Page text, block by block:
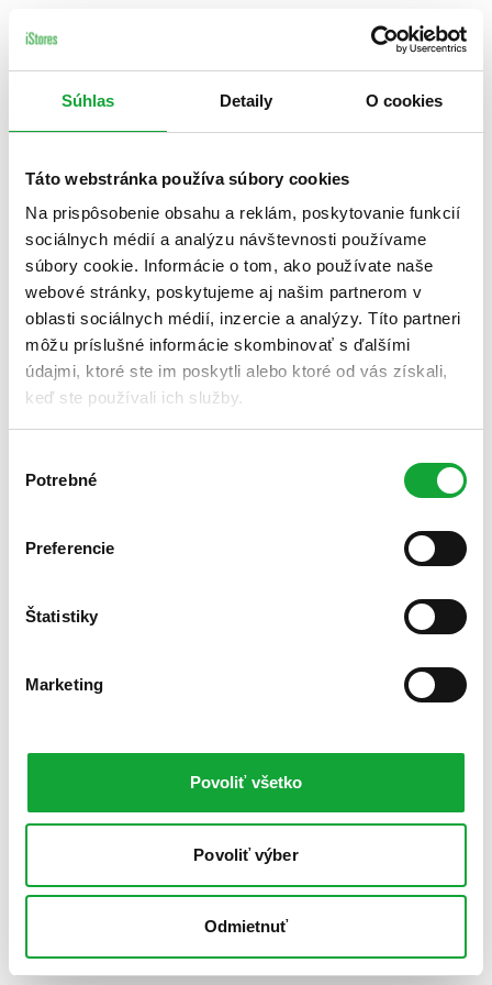
Súhlas Detaily O cookies
Táto webstránka používa súbory cookies
Na prispôsobenie obsahu a reklám, poskytovanie funkcií
sociálnych médií a analýzu návštevnosti používame
súbory cookie. Informácie o tom, ako používate naše
webové stránky, poskytujeme aj našim partnerom v
oblasti sociálnych médií, inzercie a analýzy. Títo partneri
môžu príslušné informácie skombinovať s ďalšími
údajmi, ktoré ste im poskytli alebo ktoré od vás získali,
keď ste používali ich služby.
súhlasu
Potrebné
Preferencie
Štatistiky
Marketing
Povoliť všetko
Povoliť výber
Odmietnuť